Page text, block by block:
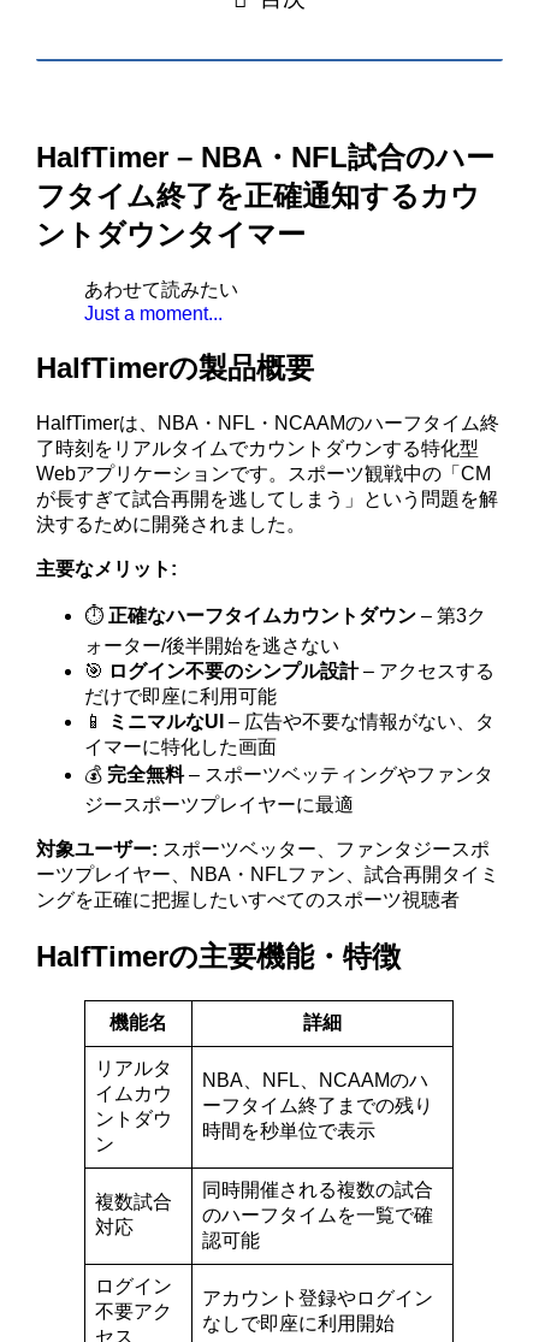
HalfTimer – NBA・NFL試合のハー
フタイム終了を正確通知するカウ
ントダウンタイマー
あわせて読みたい
Just a moment...
HalfTimerの製品概要
HalfTimerは、NBA・NFL・NCAAMのハーフタイム終
了時刻をリアルタイムでカウントダウンする特化型
Webアプリケーションです。スポーツ観戦中の「CM
が長すぎて試合再開を逃してしまう」という問題を解
決するために開発されました。
主要なメリット:
⏱️ 正確なハーフタイムカウントダウン – 第3ク
ォーター/後半開始を逃さない
🎯 ログイン不要のシンプル設計– アクセスする
だけで即座に利用可能
📱
ミニマルなUI – 広告や不要な情報がない、タ
イマーに特化した画面
💰 完全無料– スポーツベッティングやファンタ
ジースポーツプレイヤーに最適
対象ユーザー: スポーツベッター、ファンタジースポ
ーツプレイヤー、NBA・NFLファン、試合再開タイミ
ングを正確に把握したいすべてのスポーツ視聴者
HalfTimerの主要機能・特徴
機能名 詳細
リアルタ
イムカウ
ントダウ
ン
NBA、NFL、NCAAMのハ
ーフタイム終了までの残り
時間を秒単位で表示
複数試合
対応
同時開催される複数の試合
のハーフタイムを一覧で確
認可能
ログイン
不要アク
セス
アカウント登録やログイン
なしで即座に利用開始